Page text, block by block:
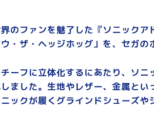
のファンを魅了した『ソニック
・ザ・ヘッジホッグ」を、セガの
ーフに立体化するにあたり、ソ
ました。生地やレザー、金属と
ックが履くグラインドシューズ